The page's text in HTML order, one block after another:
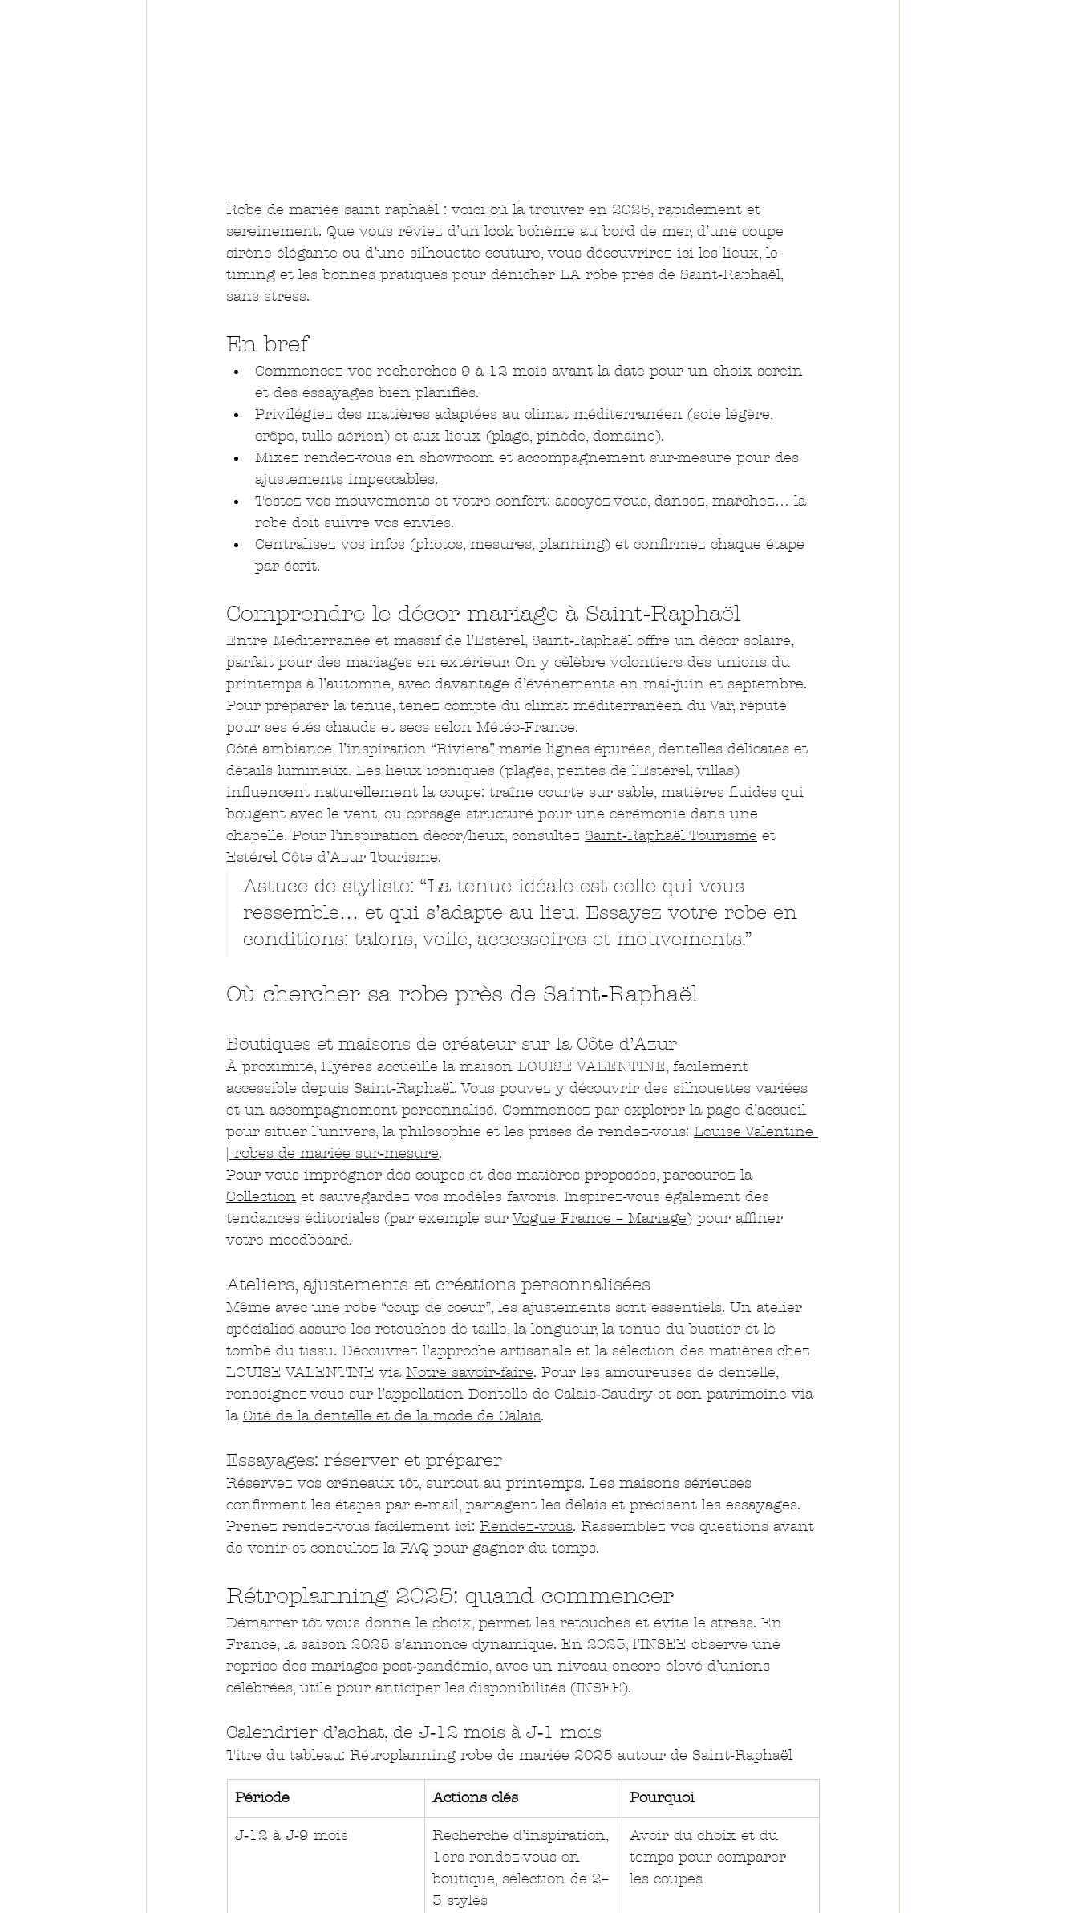
Robe de mariée saint raphaël : voici où la trouver en 2025, rapidement et
sereinement. Que vous rêviez d’un look bohème au bord de mer, d’une coupe
sirène élégante ou d’une silhouette couture, vous découvrirez ici les lieux, le
timing et les bonnes pratiques pour dénicher LA robe près de Saint‑Raphaël,
sans stress.
En bref
Commencez vos recherches 9 à 12 mois avant la date pour un choix serein
et des essayages bien planifiés.
Privilégiez des matières adaptées au climat méditerranéen (soie légère,
crêpe, tulle aérien) et aux lieux (plage, pinède, domaine).
Mixez rendez-vous en showroom et accompagnement sur-mesure pour des
ajustements impeccables.
Testez vos mouvements et votre confort: asseyez-vous, dansez, marchez… la
robe doit suivre vos envies.
Centralisez vos infos (photos, mesures, planning) et confirmez chaque étape
par écrit.
Comprendre le décor mariage à Saint‑Raphaël
Entre Méditerranée et massif de l’Estérel, Saint‑Raphaël offre un décor solaire,
parfait pour des mariages en extérieur. On y célèbre volontiers des unions du
printemps à l’automne, avec davantage d’événements en mai‑juin et septembre.
Pour préparer la tenue, tenez compte du climat méditerranéen du Var, réputé
pour ses étés chauds et secs selon Météo‑France.
Côté ambiance, l’inspiration “Riviera” marie lignes épurées, dentelles délicates et
détails lumineux. Les lieux iconiques (plages, pentes de l’Estérel, villas)
influencent naturellement la coupe: traîne courte sur sable, matières fluides qui
bougent avec le vent, ou corsage structuré pour une cérémonie dans une
chapelle. Pour l’inspiration décor/lieux, consultez Saint‑Raphaël Tourisme et
Estérel Côte d’Azur Tourisme.
Astuce de styliste: “La tenue idéale est celle qui vous
ressemble… et qui s’adapte au lieu. Essayez votre robe en
conditions: talons, voile, accessoires et mouvements.”
Où chercher sa robe près de Saint‑Raphaël
Boutiques et maisons de créateur sur la Côte d’Azur
À proximité, Hyères accueille la maison LOUISE VALENTINE, facilement
accessible depuis Saint‑Raphaël. Vous pouvez y découvrir des silhouettes variées
et un accompagnement personnalisé. Commencez par explorer la page d’accueil
pour situer l’univers, la philosophie et les prises de rendez-vous: Louise Valentine
| robes de mariée sur‑mesure.
Pour vous imprégner des coupes et des matières proposées, parcourez la
Collection et sauvegardez vos modèles favoris. Inspirez-vous également des
tendances éditoriales (par exemple sur Vogue France – Mariage) pour affiner
votre moodboard.
Ateliers, ajustements et créations personnalisées
Même avec une robe “coup de cœur”, les ajustements sont essentiels. Un atelier
spécialisé assure les retouches de taille, la longueur, la tenue du bustier et le
tombé du tissu. Découvrez l’approche artisanale et la sélection des matières chez
LOUISE VALENTINE via Notre savoir‑faire. Pour les amoureuses de dentelle,
renseignez-vous sur l’appellation Dentelle de Calais‑Caudry et son patrimoine via
la Cité de la dentelle et de la mode de Calais.
Essayages: réserver et préparer
Réservez vos créneaux tôt, surtout au printemps. Les maisons sérieuses
confirment les étapes par e‑mail, partagent les délais et précisent les essayages.
Prenez rendez-vous facilement ici: Rendez‑vous. Rassemblez vos questions avant
de venir et consultez la FAQ pour gagner du temps.
Rétroplanning 2025: quand commencer
Démarrer tôt vous donne le choix, permet les retouches et évite le stress. En
France, la saison 2025 s’annonce dynamique. En 2023, l’INSEE observe une
reprise des mariages post‑pandémie, avec un niveau encore élevé d’unions
célébrées, utile pour anticiper les disponibilités (INSEE).
Calendrier d’achat, de J‑12 mois à J‑1 mois
Titre du tableau: Rétroplanning robe de mariée 2025 autour de Saint‑Raphaël
Période Actions clés Pourquoi
J‑12 à J‑9 mois
Recherche d’inspiration,
1ers rendez-vous en
boutique, sélection de 2–
3 styles
Avoir du choix et du
temps pour comparer
les coupes